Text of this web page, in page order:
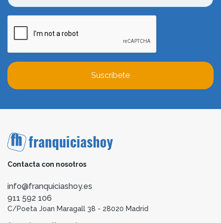
Suscríbete
Contacta con nosotros
info@franquiciashoy.es
911 592 106
C/Poeta Joan Maragall 38 - 28020 Madrid